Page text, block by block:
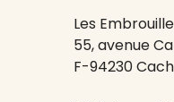
Les
55, avenue
F-94230